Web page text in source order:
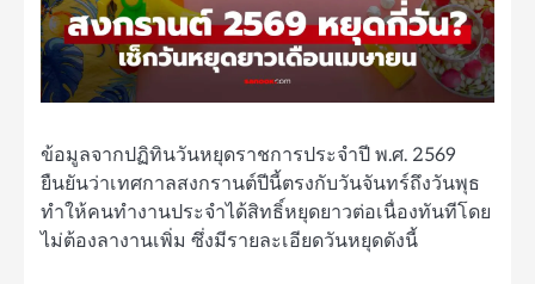
ข้อมูลจากปฏิทินวันหยุดราชการประจำปี พ.ศ. 2569
ยืนยันว่าเทศกาลสงกรานต์ปีนี้ตรงกับวันจันทร์ถึงวันพุธ
ทำให้คนทำงานประจำได้สิทธิ์หยุดยาวต่อเนื่องทันทีโดย
ไม่ต้องลางานเพิ่ม ซึ่งมีรายละเอียดวันหยุดดังนี้